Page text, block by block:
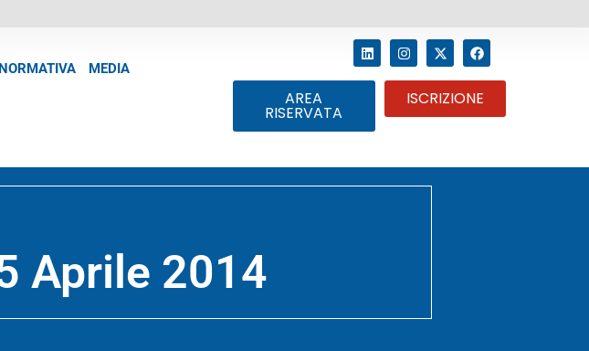
NORMATIVA
MEDIA
AREA
RISERVATA
ISCRIZIONE
Aprile 2014